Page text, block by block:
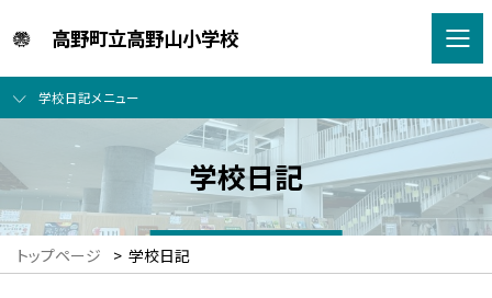
高野町立高野山小学校
学校日記メニュー
学校日記
トップページ > 学校日記